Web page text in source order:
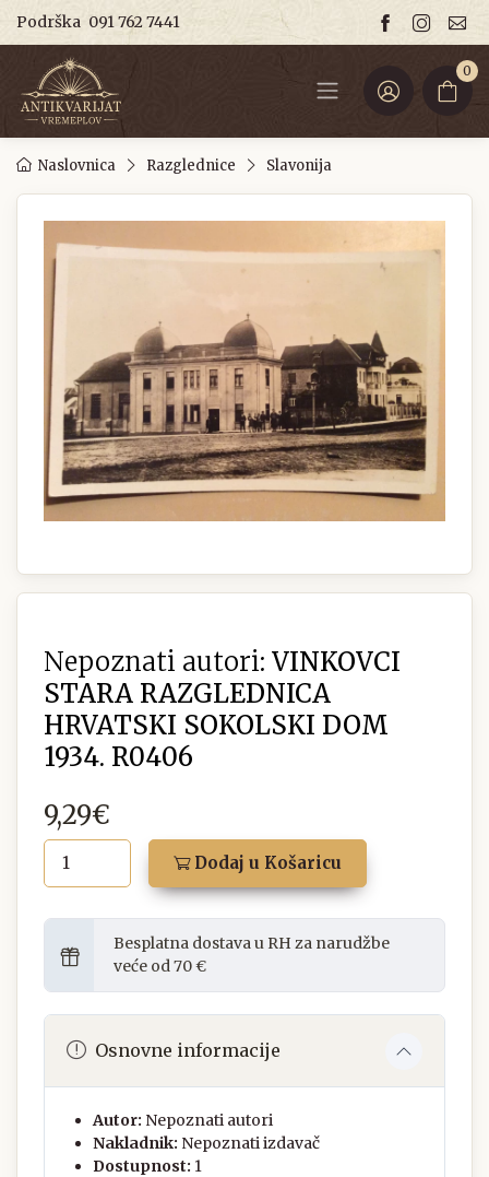
Podrška 091 762 7441
0
Naslovnica Razglednice Slavonija
Nepoznati autori: VINKOVCI
STARA RAZGLEDNICA
HRVATSKI SOKOLSKI DOM
1934. R0406
9,29€
Dodaj u Košaricu
Besplatna dostava u RH za narudžbe
veće od 70 €
Osnovne informacije
Autor: Nepoznati autori
Nakladnik: Nepoznati izdavač
Dostupnost: 1